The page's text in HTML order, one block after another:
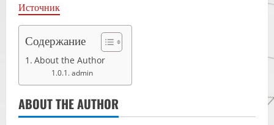
Источник
Содержание
About the Author
admin
ABOUT THE AUTHOR